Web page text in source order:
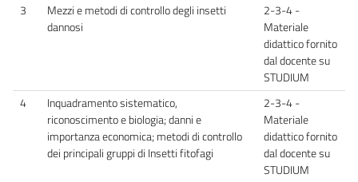
3
Mezzi e metodi di controllo degli insetti
dannosi
2-3-4 -
Materiale
didattico fornito
dal docente su
STUDIUM
4
Inquadramento sistematico,
riconoscimento e biologia; danni e
importanza economica; metodi di controllo
dei principali gruppi di Insetti fitofagi
2-3-4 -
Materiale
didattico fornito
dal docente su
STUDIUM